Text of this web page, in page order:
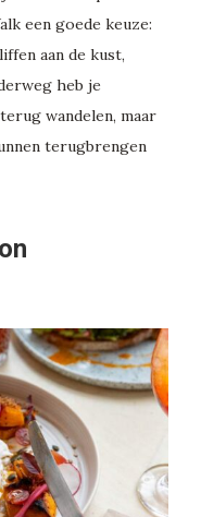
een goede keuze:
aan de kust,
heb je
wandelen, maar
terugbrengen